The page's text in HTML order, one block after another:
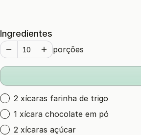
Ingredientes
porções
2 xícaras farinha de trigo
1 xícara chocolate em pó
2 xícaras açúcar